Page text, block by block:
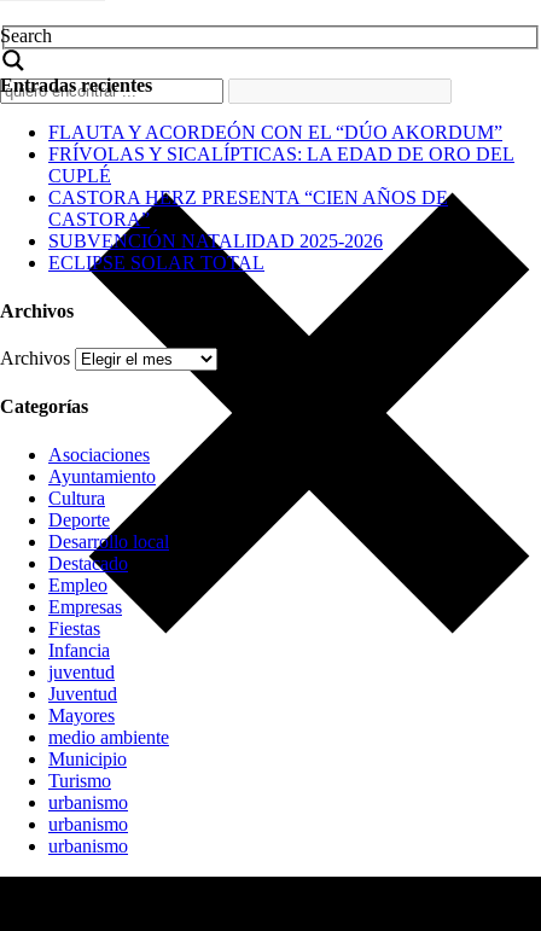
Search
Entradas recientes
FLAUTA Y ACORDEÓN CON EL “DÚO AKORDUM”
FRÍVOLAS Y SICALÍPTICAS: LA EDAD DE ORO DEL
CUPLÉ
CASTORA HERZ PRESENTA “CIEN AÑOS DE
CASTORA”
SUBVENCIÓN NATALIDAD 2025-2026
ECLIPSE SOLAR TOTAL
Archivos
Archivos
Categorías
Asociaciones
Ayuntamiento
Cultura
Deporte
Desarrollo local
Destacado
Empleo
Empresas
Fiestas
Infancia
juventud
Juventud
Mayores
medio ambiente
Municipio
Turismo
urbanismo
urbanismo
urbanismo